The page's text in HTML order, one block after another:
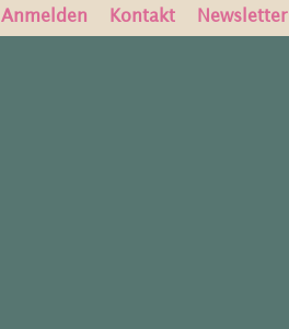
Anmelden Kontakt Newsletter